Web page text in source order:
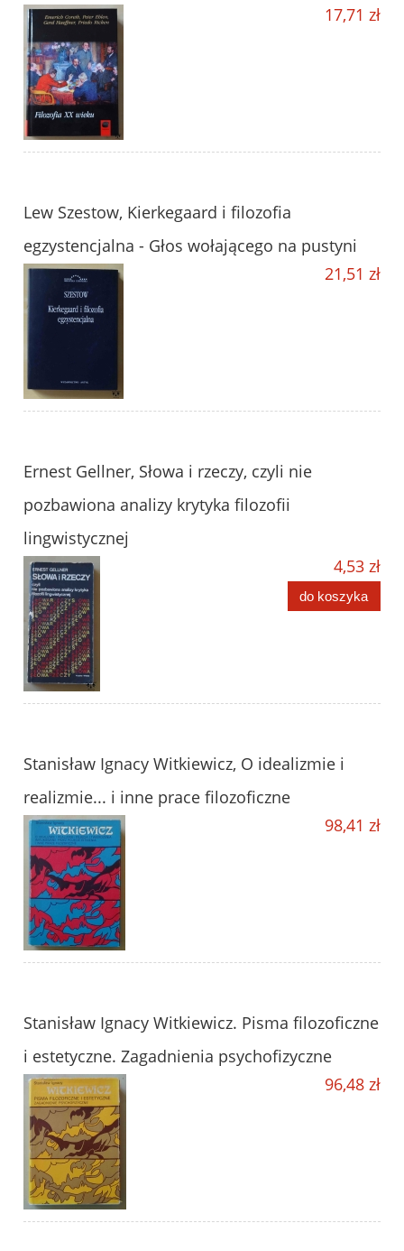
17,71 zł
Lew Szestow, Kierkegaard i filozofia
egzystencjalna - Głos wołającego na pustyni
21,51 zł
Ernest Gellner, Słowa i rzeczy, czyli nie
pozbawiona analizy krytyka filozofii
lingwistycznej
4,53 zł
do koszyka
Stanisław Ignacy Witkiewicz, O idealizmie i
realizmie... i inne prace filozoficzne
98,41 zł
Stanisław Ignacy Witkiewicz. Pisma filozoficzne
i estetyczne. Zagadnienia psychofizyczne
96,48 zł